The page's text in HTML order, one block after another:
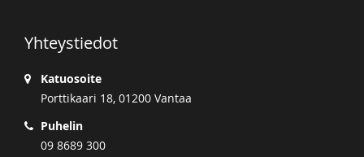
Yhteystiedot
Katuosoite
Porttikaari 18, 01200 Vantaa
Puhelin
09 8689 300